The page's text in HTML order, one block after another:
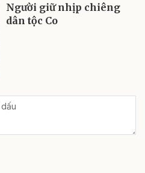
Người giữ nhịp chiêng
dân tộc Co